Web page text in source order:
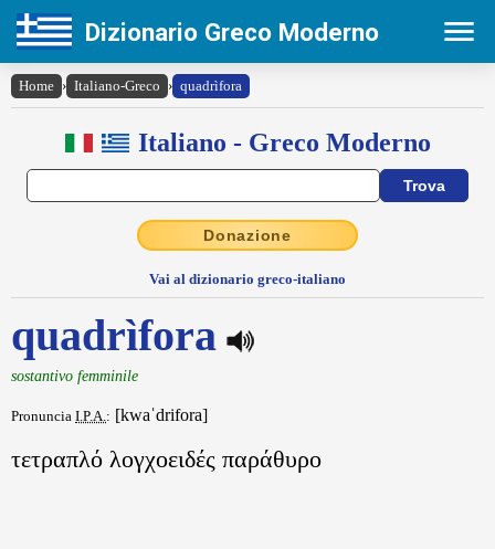
Dizionario Greco Moderno
Home › Italiano-Greco › quadrìfora
Italiano - Greco Moderno
Donazione
Vai al dizionario greco-italiano
quadrìfora
sostantivo femminile
Pronuncia I.P.A.: [kwaˈdrifora]
τετραπλό λογχοειδές παράθυρο